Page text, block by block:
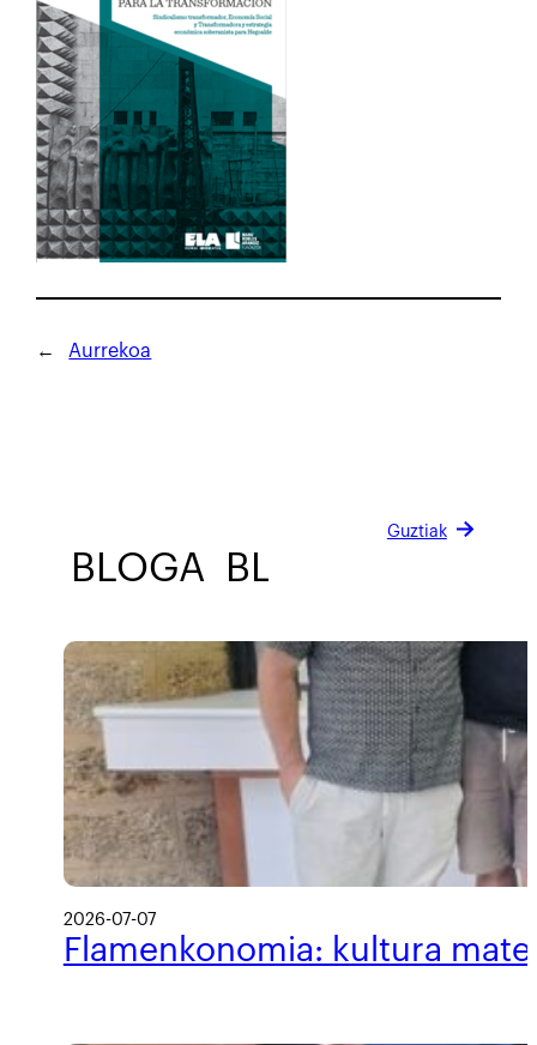
← Aurrekoa
BLOGA BLOGA
Guztiak
2026-07-07
Flamenkonomia: kultura